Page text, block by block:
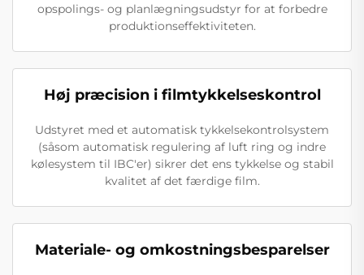
opspolings- og planlægningsudstyr for at forbedre
produktionseffektiviteten.
Høj præcision i filmtykkelseskontrol
Udstyret med et automatisk tykkelsekontrolsystem
(såsom automatisk regulering af luft ring og indre
kølesystem til IBC'er) sikrer det ens tykkelse og stabil
kvalitet af det færdige film.
Materiale- og omkostningsbesparelser